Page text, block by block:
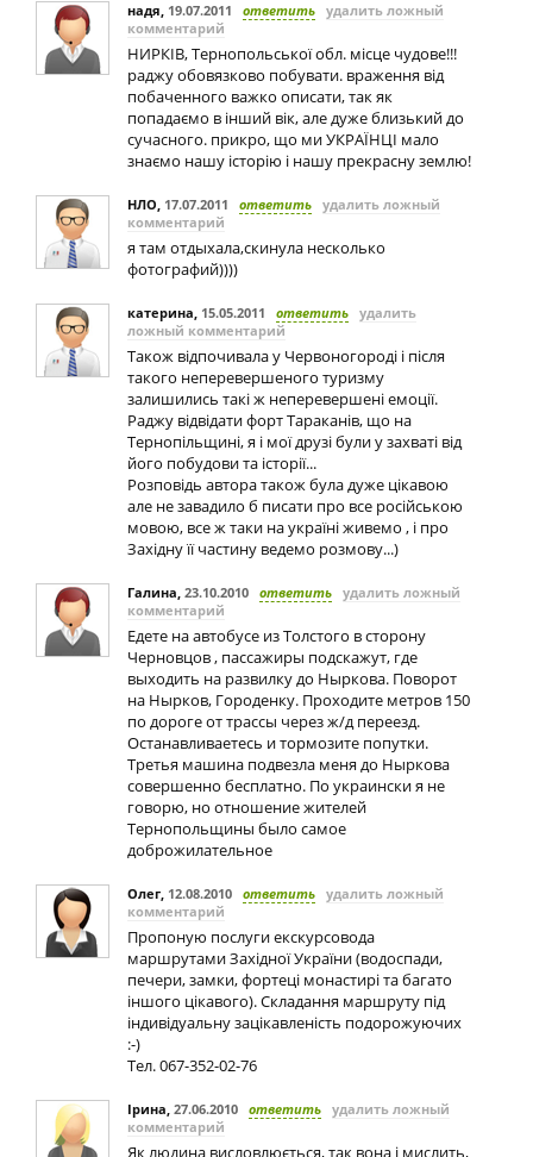
надя, 19.07.2011 ответить удалить ложный
комментарий
НИРКІВ, Тернопольської обл. місце чудове!!!
раджу обовязково побувати. враження від
побаченного важко описати, так як
попадаємо в інший вік, але дуже близький до
сучасного. прикро, що ми УКРАЇНЦІ мало
знаємо нашу історію і нашу прекрасну землю!
НЛО, 17.07.2011 ответить удалить ложный
комментарий
я там отдыхала,скинула несколько
фотографий))))
катерина, 15.05.2011 ответить удалить
ложный комментарий
Також відпочивала у Червоногороді і після
такого неперевершеного туризму
залишились такі ж неперевершені емоції.
Раджу відвідати форт Тараканів, що на
Тернопільщині, я і мої друзі були у захваті від
його побудови та історії...
Розповідь автора також була дуже цікавою
але не завадило б писати про все російською
мовою, все ж таки на україні живемо , і про
Західну її частину ведемо розмову...)
Галина, 23.10.2010 ответить удалить ложный
комментарий
Едете на автобусе из Толстого в сторону
Черновцов , пассажиры подскажут, где
выходить на развилку до Ныркова. Поворот
на Нырков, Городенку. Проходите метров 150
по дороге от трассы через ж/д переезд.
Останавливаетесь и тормозите попутки.
Третья машина подвезла меня до Ныркова
совершенно бесплатно. По украински я не
говорю, но отношение жителей
Тернопольщины было самое
доброжилательное
Олег, 12.08.2010 ответить удалить ложный
комментарий
Пропоную послуги екскурсовода
маршрутами Західної України (водоспади,
печери, замки, фортеці монастирі та багато
іншого цікавого). Складання маршруту під
індивідуальну зацікавленість подорожуючих
:-)
Тел. 067-352-02-76
Ірина, 27.06.2010 ответить удалить ложный
комментарий
Як людина висловлюється, так вона і мислить,